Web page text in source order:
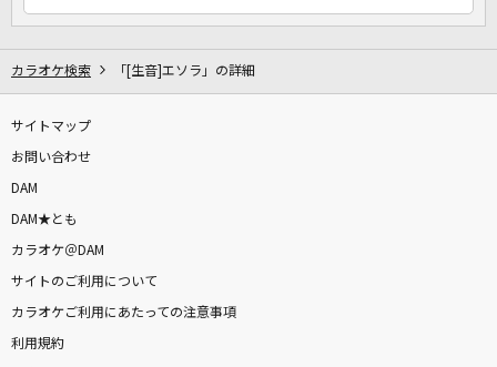
カラオケ検索 「[生音]エソラ」の詳細
サイトマップ
お問い合わせ
DAM
DAM★とも
カラオケ＠DAM
サイトのご利用について
カラオケご利用にあたっての注意事項
利用規約